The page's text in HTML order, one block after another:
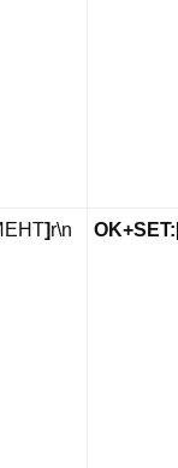
]r\n OK+SET: